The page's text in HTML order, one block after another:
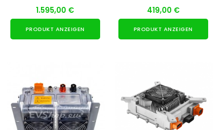
1.595,00 €
PRODUKT ANZEIGEN
419,00 €
PRODUKT ANZEIGEN